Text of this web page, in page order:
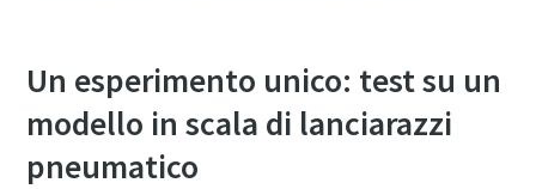
Un esperimento unico: test su un
modello in scala di lanciarazzi
pneumatico